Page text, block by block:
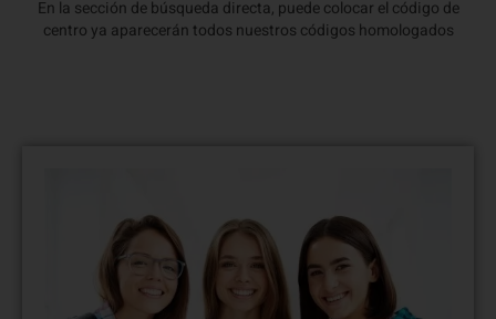
En la sección de búsqueda directa, puede colocar el código de
centro ya aparecerán todos nuestros códigos homologados